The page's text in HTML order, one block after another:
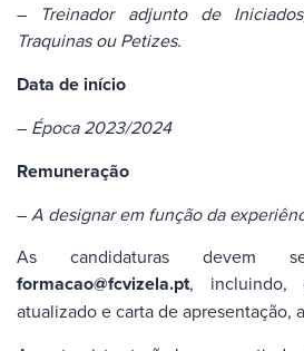
–
Treinador adjunto de
Traquinas ou Petizes.
Data de início
– Época 2023/2024
Remuneração
–A designar em função da
As candidaturas devem
formacao@fcvizela.pt, incluindo,
atualizado e carta de apresentação,